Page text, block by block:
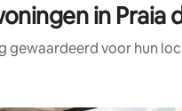
in Praia
voor hun